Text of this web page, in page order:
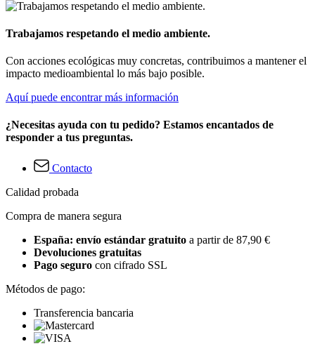
Trabajamos respetando el medio ambiente.
Con acciones ecológicas muy concretas, contribuimos a mantener el
impacto medioambiental lo más bajo posible.
Aquí puede encontrar más información
¿Necesitas ayuda con tu pedido? Estamos encantados de
responder a tus preguntas.
Contacto
Calidad probada
Compra de manera segura
España: envío estándar gratuito a partir de 87,90 €
Devoluciones gratuitas
Pago seguro con cifrado SSL
Métodos de pago:
Transferencia bancaria